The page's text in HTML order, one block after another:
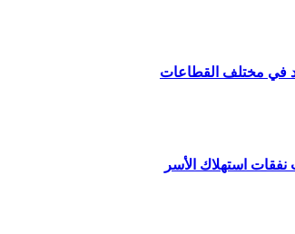
في مختلف القطاعات
استهلاك الأسر